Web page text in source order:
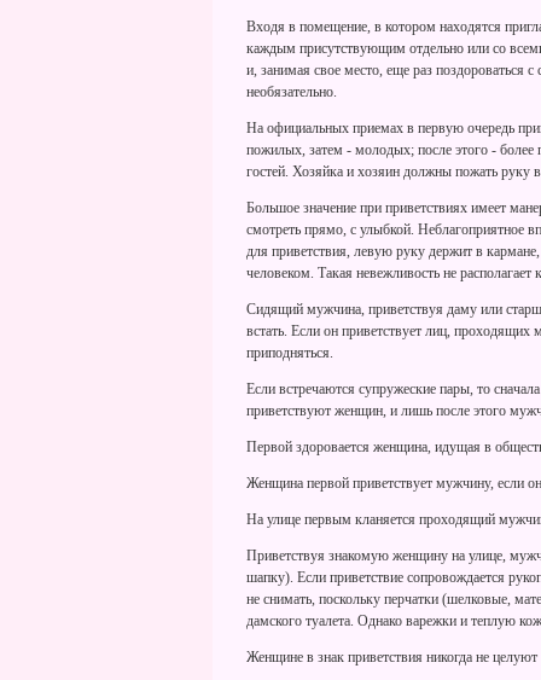
Входя в помещение, в котором находятся
каждым присутствующим отдельно или со
и, занимая свое место, еще раз поздороваться
необязательно.
На официальных приемах в первую очередь
пожилых, затем - молодых; после этого -
гостей. Хозяйка и хозяин должны пожать
Большое значение при приветствиях имеет
смотреть прямо, с улыбкой. Неблагоприятное
для приветствия, левую руку держит в
человеком. Такая невежливость не
Сидящий мужчина, приветствуя даму или
встать. Если он приветствует лиц,
приподняться.
Если встречаются супружеские пары, то
приветствуют женщин, и лишь после этого
Первой здоровается женщина, идущая в
Женщина первой приветствует мужчину, если
На улице первым кланяется проходящий
Приветствуя знакомую женщину на улице,
шапку). Если приветствие сопровождается
не снимать, поскольку перчатки (шелковые,
дамского туалета. Однако варежки и теплую
Женщине в знак приветствия никогда не